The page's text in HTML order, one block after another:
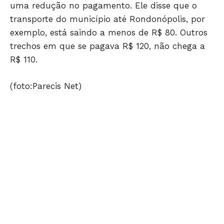
JUNTE-SE NO WHATSAPP
uma redução no pagamento. Ele disse que o
transporte do município até Rondonópolis, por
exemplo, está saindo a menos de R$ 80. Outros
trechos em que se pagava R$ 120, não chega a
R$ 110.
(foto:Parecis Net)